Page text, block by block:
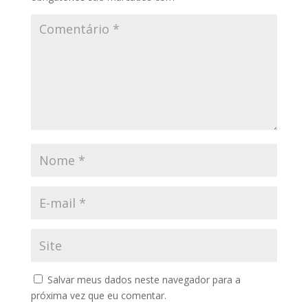
Salvar meus dados neste navegador para a
próxima vez que eu comentar.